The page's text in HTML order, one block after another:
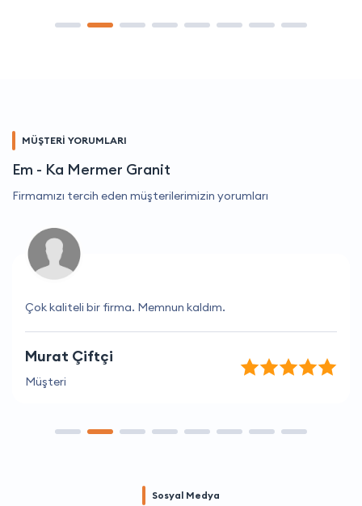
MÜŞTERİ YORUMLARI
Em - Ka Mermer Granit
Firmamızı tercih eden müşterilerimizin yorumları
Çok kaliteli bir firma. Memnun kaldım.
Murat Çiftçi
Müşteri
Sosyal Medya